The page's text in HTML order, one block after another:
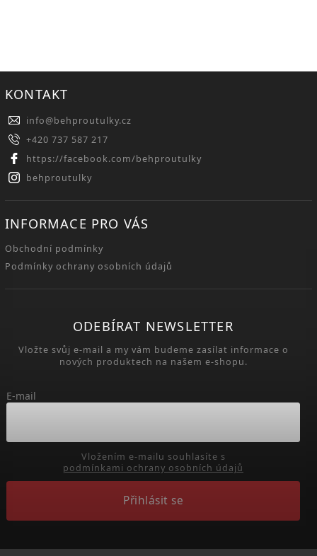
KONTAKT
info@behproutulky.cz
+420 737 587 217
https://facebook.com/behproutulky
behproutulky
INFORMACE PRO VÁS
Obchodní podmínky
Podmínky ochrany osobních údajů
ODEBÍRAT NEWSLETTER
Vložte svůj e-mail a my vám budeme zasílat informace o
nových produktech na našem e-shopu.
E-mail
podmínkami ochrany osobních údajů
Přihlásit se